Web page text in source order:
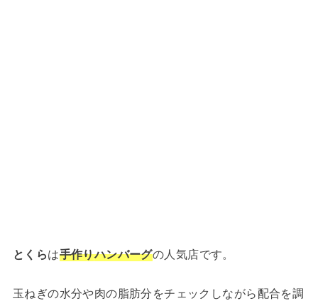
とくらは手作りハンバーグの人気店です。
玉ねぎの水分や肉の脂肪分をチェックしながら配合を調